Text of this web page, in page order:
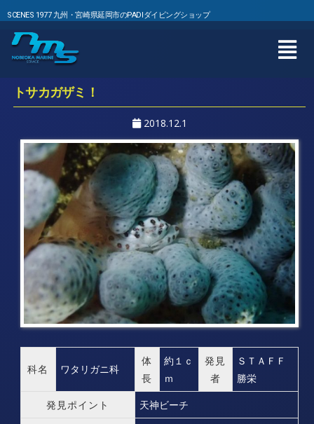
SCENES 1977 九州・宮崎県延岡市のPADIダイビングショップ
トサカガザミ！
2018.12.1
科名 ワタリガニ科
体
長
約１ｃ
ｍ
発見
者
ＳＴＡＦＦ
勝栄
発見ポイント
天神ビーチ